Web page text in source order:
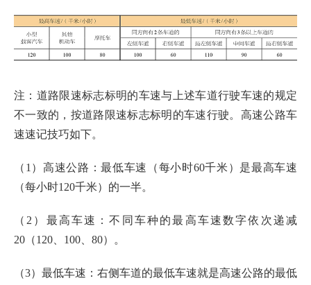
注：道路限速标志标明的车速与上述车道行驶车速的规定
不一致的，按道路限速标志标明的车速行驶。高速公路车
速速记技巧如下。
（1）高速公路：最低车速（每小时60千米）是最高车速
（每小时120千米）的一半。
（2）最高车速：不同车种的最高车速数字依次递减
20（120、100、80）。
（3）最低车速：右侧车道的最低车速就是高速公路的最低